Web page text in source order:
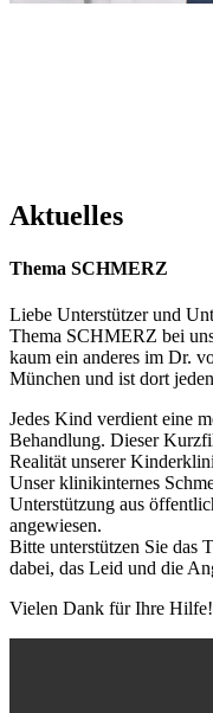
Aktuelles
Thema SCHMERZ
Liebe Unterstützer und
Thema SCHMERZ bei
kaum ein anderes im Dr.
München und ist dort
Jedes Kind verdient eine
Behandlung. Dieser
Realität unserer
Unser klinikinternes
Unterstützung aus
angewiesen.
Bitte unterstützen Sie das
dabei, das Leid und die
Vielen Dank für Ihre Hilfe!